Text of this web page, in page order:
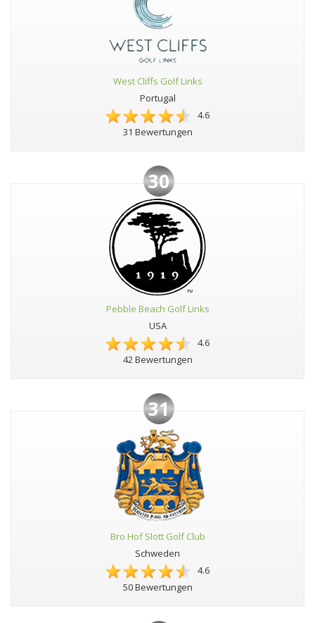
West Cliffs Golf Links
Portugal
4.6
31 Bewertungen
30
Pebble Beach Golf Links
USA
4.6
42 Bewertungen
31
Bro Hof Slott Golf Club
Schweden
4.6
50 Bewertungen